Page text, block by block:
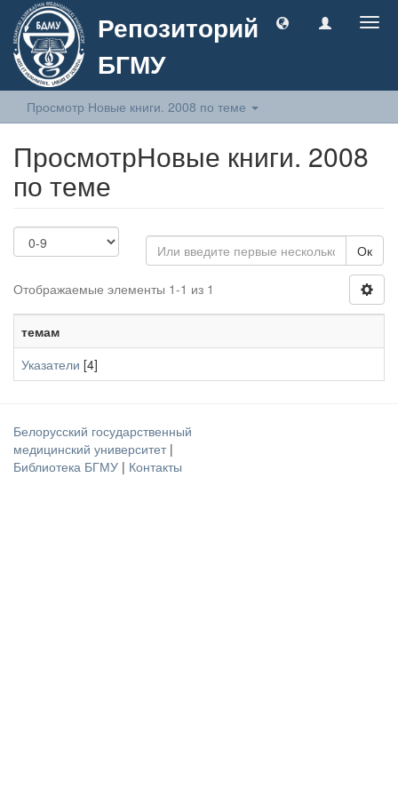
Репозиторий
БГМУ
Просмотр Новые книги. 2008 по теме
ПросмотрНовые книги. 2008
по теме
Ок
Отображаемые элементы 1-1 из 1
темам
Указатели [4]
Белорусский государственный
медицинский университет |
Библиотека БГМУ | Контакты